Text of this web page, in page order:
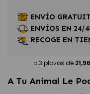
ENVÍO
ENVÍOS EN 24/
RECOGE EN
A Tu Animal Le